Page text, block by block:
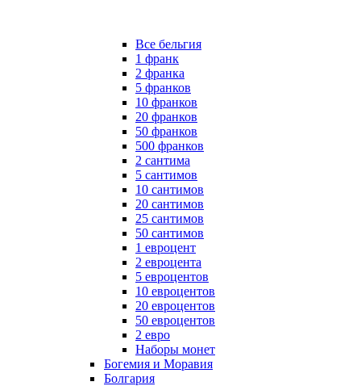
Все бельгия
1 франк
2 франка
5 франков
10 франков
20 франков
50 франков
500 франков
2 сантима
5 сантимов
10 сантимов
20 сантимов
25 сантимов
50 сантимов
1 евроцент
2 евроцента
5 евроцентов
10 евроцентов
20 евроцентов
50 евроцентов
2 евро
Наборы монет
Богемия и Моравия
Болгария